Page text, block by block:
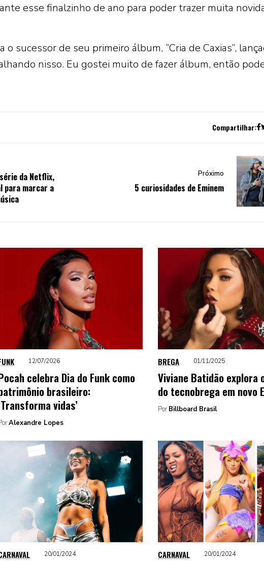
esse finalzinho de ano para poder trazer muita
o sucessor de seu primeiro álbum, “Cria de Caxias”,
nisso. Eu gostei muito de fazer álbum, então
Compartilhar:
série da Netflix,
para marcar a
Próximo
5 curiosidades de Eminem
12/07/2026
celebra Dia do Funk como
brasileiro:
vidas’
Alexandre Lopes
BREGA 01/11/2025
Viviane Batidão explora
do tecnobrega em novo
Por Billboard Brasil
20/01/2024 CARNAVAL 20/01/2024